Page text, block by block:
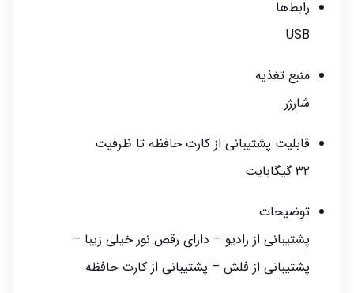
رابط‌ها
USB
منبع تغذیه
شارژر
قابلیت پشتیبانی از کارت حافظه تا ظرفیت
۳۲ گیگابایت
توضیحات
پشتیبانی از رادیو – دارای رقص نور خیلی زیبا –
پشتیبانی از فلش – پشتیبانی از کارت حافظه